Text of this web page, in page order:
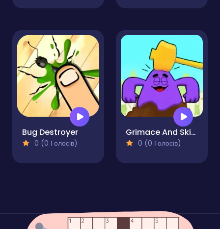
Bug Destroyer
0 (0 Голосів)
Grimace And Skibidi Whack A Mole
0 (0 Голосів)